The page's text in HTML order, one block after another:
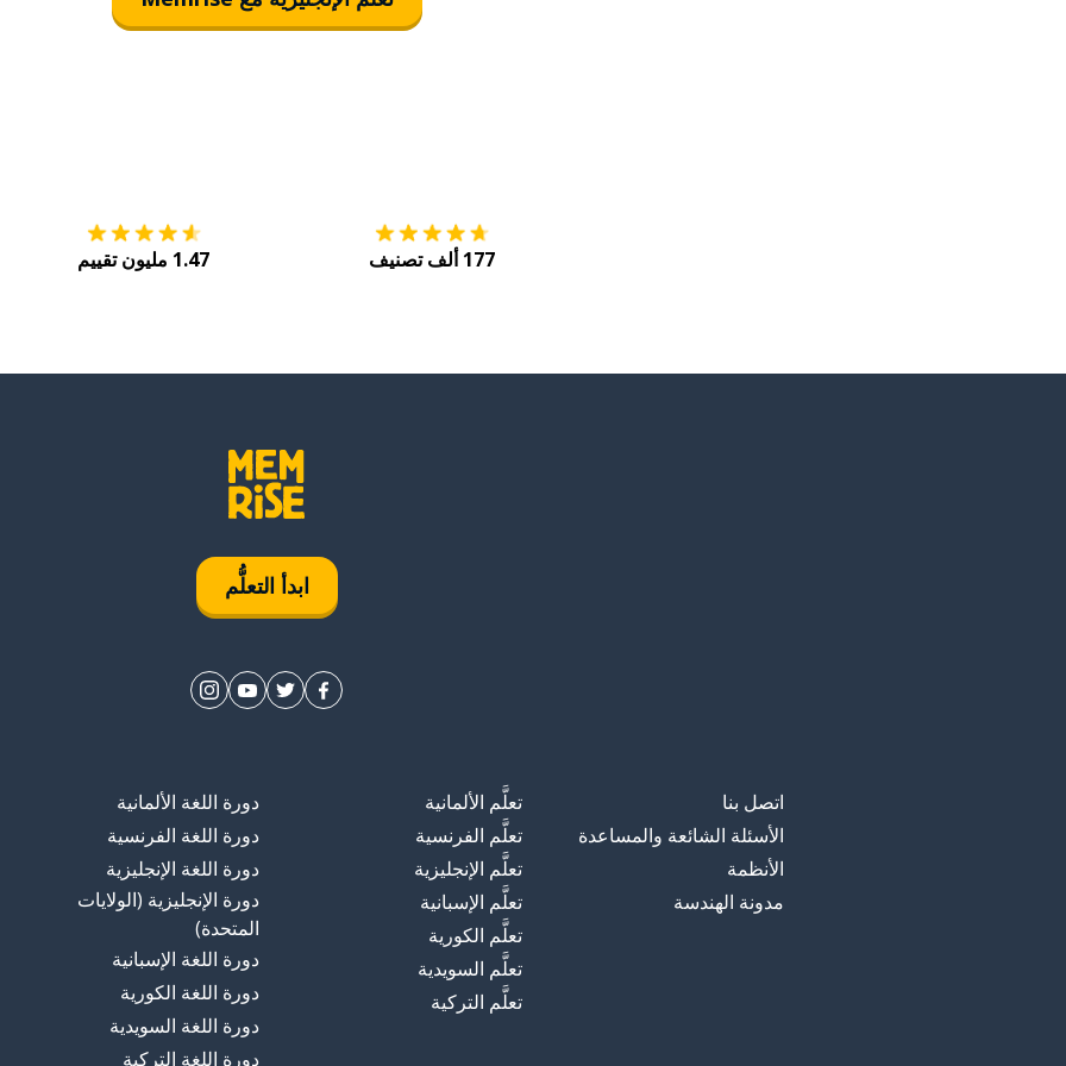
177 ألف تصنيف 1.47 مليون تقييم
ابدأ التعلُّم
اتصل بنا
الأسئلة الشائعة والمساعدة
الأنظمة
مدونة الهندسة
تعلَّم الألمانية
تعلَّم الفرنسية
تعلَّم الإنجليزية
تعلَّم الإسبانية
تعلَّم الكورية
تعلَّم السويدية
تعلَّم التركية
دورة اللغة الألمانية
دورة اللغة الفرنسية
دورة اللغة الإنجليزية
دورة الإنجليزية (الولايات
المتحدة)
دورة اللغة الإسبانية
دورة اللغة الكورية
دورة اللغة السويدية
دورة اللغة التركية